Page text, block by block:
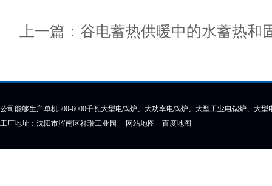
上一篇： 谷电蓄热供暖中的水蓄热和
公司能够生产单机500-6000千瓦大型电锅炉、大功率电锅炉、大型工业电锅炉、大
工厂地址：沈阳市浑南区祥瑞工业园 网站地图 百度地图